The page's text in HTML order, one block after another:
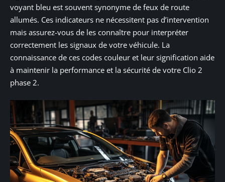
voyant bleu est souvent synonyme de feux de route
allumés. Ces indicateurs ne nécessitent pas d’intervention
mais assurez-vous de les connaître pour interpréter
correctement les signaux de votre véhicule. La
connaissance de ces codes couleur et leur signification aide
à maintenir la performance et la sécurité de votre Clio 2
phase 2.